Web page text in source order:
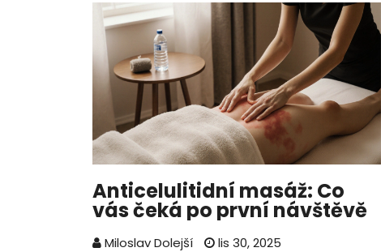
Anticelulitidní masáž: Co
vás čeká po první návštěvě
Miloslav Dolejší
lis 30, 2025